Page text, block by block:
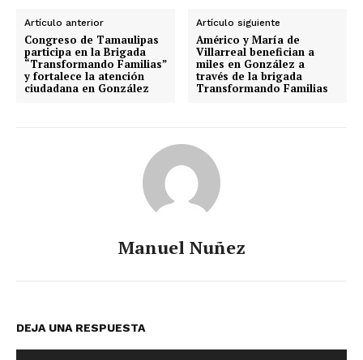
Artículo anterior
Congreso de Tamaulipas
participa en la Brigada
“Transformando Familias”
y fortalece la atención
ciudadana en González
Artículo siguiente
Américo y María de
Villarreal benefician a
miles en González a
través de la brigada
Transformando Familias
Manuel Nuñez
DEJA UNA RESPUESTA